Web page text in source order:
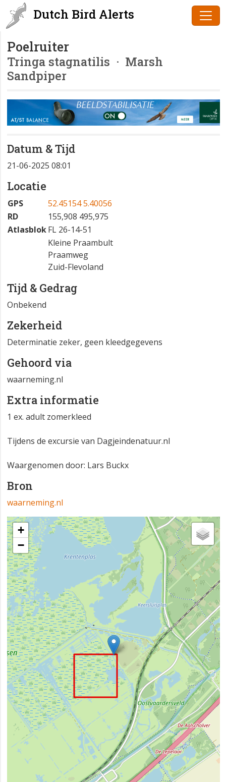
Dutch Bird Alerts
Poelruiter
Tringa stagnatilis · Marsh
Sandpiper
Datum & Tijd
21-06-2025 08:01
Locatie
GPS
52.45154 5.40056
RD
155,908 495,975
AtlasblokFL 26-14-51
Kleine Praambult
Praamweg
Zuid-Flevoland
Tijd & Gedrag
Onbekend
Zekerheid
Determinatie zeker, geen kleedgegevens
Gehoord via
waarneming.nl
Extra informatie
1 ex. adult zomerkleed
Tijdens de excursie van Dagjeindenatuur.nl
Waargenomen door: Lars Buckx
Bron
waarneming.nl
+
−